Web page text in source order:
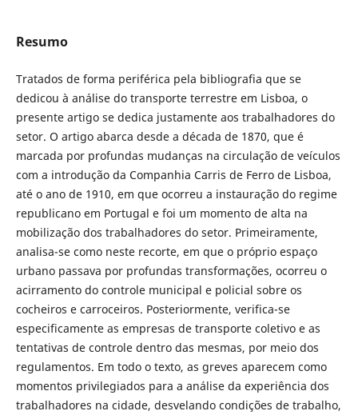
Resumo
Tratados de forma periférica pela bibliografia que se
dedicou à análise do transporte terrestre em Lisboa, o
presente artigo se dedica justamente aos trabalhadores do
setor. O artigo abarca desde a década de 1870, que é
marcada por profundas mudanças na circulação de veículos
com a introdução da Companhia Carris de Ferro de Lisboa,
até o ano de 1910, em que ocorreu a instauração do regime
republicano em Portugal e foi um momento de alta na
mobilização dos trabalhadores do setor. Primeiramente,
analisa-se como neste recorte, em que o próprio espaço
urbano passava por profundas transformações, ocorreu o
acirramento do controle municipal e policial sobre os
cocheiros e carroceiros. Posteriormente, verifica-se
especificamente as empresas de transporte coletivo e as
tentativas de controle dentro das mesmas, por meio dos
regulamentos. Em todo o texto, as greves aparecem como
momentos privilegiados para a análise da experiência dos
trabalhadores na cidade, desvelando condições de trabalho,